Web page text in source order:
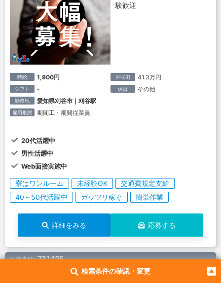
検索条件の確認・変更
験歓迎
時給 1,900円 月収例 41.3万円
シフト - 休日 その他
勤務地 愛知県刈谷市｜刈谷駅
雇用形態 期間工・期間従業員
20代活躍中
男性活躍中
Web面接実施中
寮はワンルーム 未経験OK
交通費規定支給
40～50代活躍中
ガッツリ稼ぐ 簡単作業
詳細をみる 応募する
お仕事No.731425